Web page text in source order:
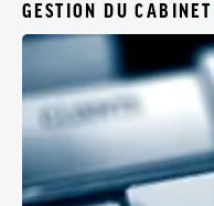
GESTION DU CABINET